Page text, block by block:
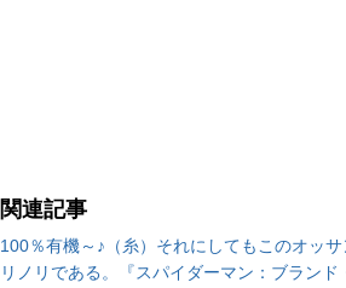
関連記事
100％有機～♪（糸）それにしてもこのオッ
リノリである。『スパイダーマン：ブラン